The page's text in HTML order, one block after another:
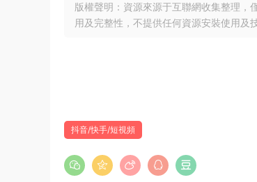
版權聲明：資源來源于互聯網收集整理，
用及完整性，不提供任何資源安裝使用及
抖音/快手/短視頻